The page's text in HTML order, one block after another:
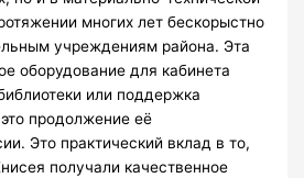
многих лет бескорыстно
учреждениям района. Эта
оборудование для кабинета
или поддержка
продолжение её
Это практический вклад в то,
получали качественное